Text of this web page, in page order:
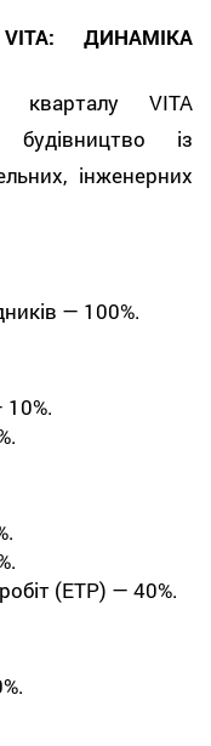
ДИНАМІКА
кварталу VITA
будівництво із
інженерних
— 100%.
(ЕТР) — 40%.